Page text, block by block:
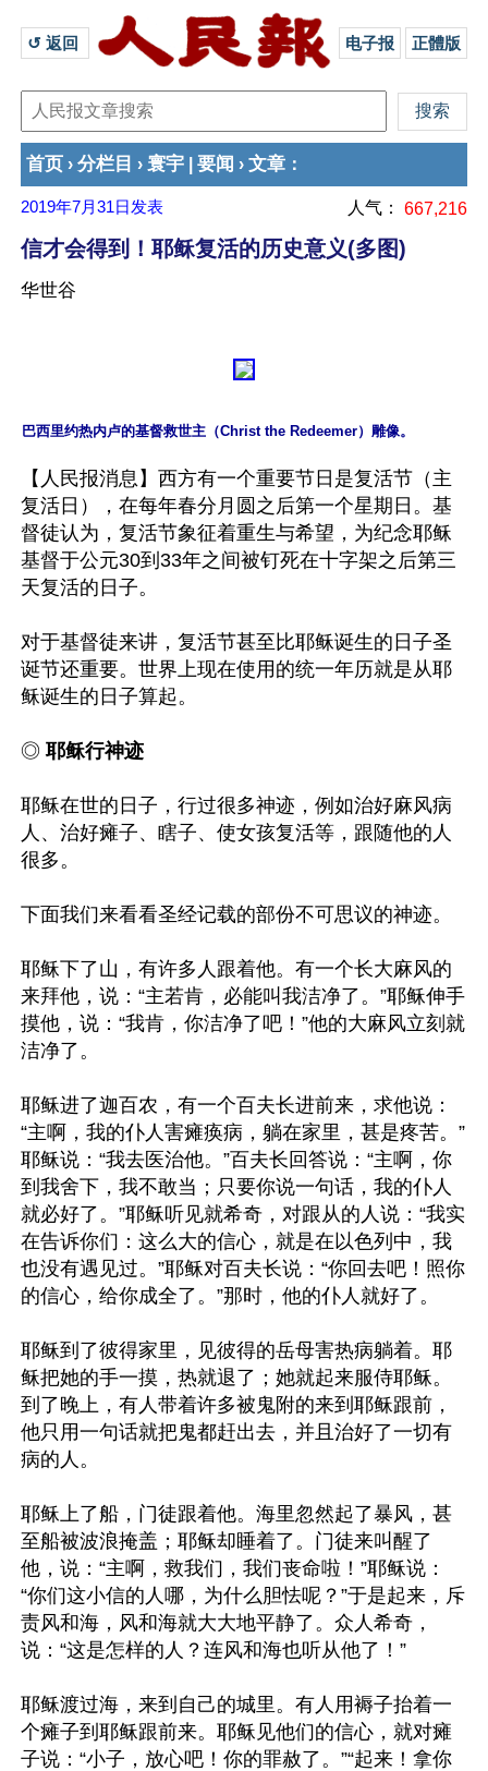
↺ 返回 电子报 正體版
首页 › 分栏目 › 寰宇 要闻 › 文章 ：
2019年7月31日 发表 人气： 667,216
信才会得到！耶稣复活的历史意义(多图)
华世谷
巴西里约热内卢的基督救世主（Christ the Redeemer）雕像。
【人民报消息】西方有一个重要节日是复活节（主
复活日），在每年春分月圆之后第一个星期日。基
督徒认为，复活节象征着重生与希望，为纪念耶稣
基督于公元30到33年之间被钉死在十字架之后第三
天复活的日子。
对于基督徒来讲，复活节甚至比耶稣诞生的日子圣
诞节还重要。世界上现在使用的统一年历就是从耶
稣诞生的日子算起。
◎ 耶稣行神迹
耶稣在世的日子，行过很多神迹，例如治好麻风病
人、治好瘫子、瞎子、使女孩复活等，跟随他的人
很多。
下面我们来看看圣经记载的部份不可思议的神迹。
耶稣下了山，有许多人跟着他。有一个长大麻风的
来拜他，说：“主若肯，必能叫我洁净了。”耶稣伸手
摸他，说：“我肯，你洁净了吧！”他的大麻风立刻就
洁净了。
耶稣进了迦百农，有一个百夫长进前来，求他说：
“主啊，我的仆人害瘫痪病，躺在家里，甚是疼苦。”
耶稣说：“我去医治他。”百夫长回答说：“主啊，你
到我舍下，我不敢当；只要你说一句话，我的仆人
就必好了。”耶稣听见就希奇，对跟从的人说：“我实
在告诉你们：这么大的信心，就是在以色列中，我
也没有遇见过。”耶稣对百夫长说：“你回去吧！照你
的信心，给你成全了。”那时，他的仆人就好了。
耶稣到了彼得家里，见彼得的岳母害热病躺着。耶
稣把她的手一摸，热就退了；她就起来服侍耶稣。
到了晚上，有人带着许多被鬼附的来到耶稣跟前，
他只用一句话就把鬼都赶出去，并且治好了一切有
病的人。
耶稣上了船，门徒跟着他。海里忽然起了暴风，甚
至船被波浪掩盖；耶稣却睡着了。门徒来叫醒了
他，说：“主啊，救我们，我们丧命啦！”耶稣说：
“你们这小信的人哪，为什么胆怯呢？”于是起来，斥
责风和海，风和海就大大地平静了。众人希奇，
说：“这是怎样的人？连风和海也听从他了！”
耶稣渡过海，来到自己的城里。有人用褥子抬着一
个瘫子到耶稣跟前来。耶稣见他们的信心，就对瘫
子说：“小子，放心吧！你的罪赦了。”“起来！拿你